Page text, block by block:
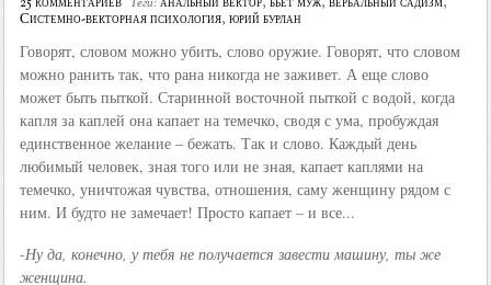
Системно-векторная психология, юрий бурлан
Говорят, словом можно убить, слово оружие. Говорят, что словом
можно ранить так, что рана никогда не заживет. А еще слово
может быть пыткой. Старинной восточной пыткой с водой, когда
капля за каплей она капает на темечко, сводя с ума, пробуждая
единственное желание – бежать. Так и слово. Каждый день
любимый человек, зная того или не зная, капает каплями на
темечко, уничтожая чувства, отношения, саму женщину рядом с
ним. И будто не замечает! Просто капает – и все...
-Ну да, конечно, у тебя не получается завести машину, ты же
женщина.